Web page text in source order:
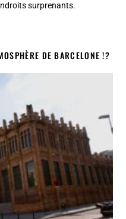
surprenants.
DE BARCELONE !?